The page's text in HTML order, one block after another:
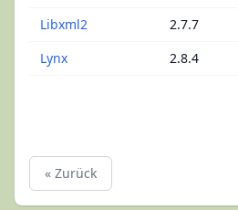
Libxml2
2.7.7
Lynx
2.8.4
« Zurück